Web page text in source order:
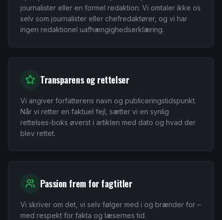
journalister eller en formel redaktion. Vi omtaler ikke os
selv som journalister eller chefredaktører, og vi har
ingen redaktionel uafhængighedserklæring.
Transparens og rettelser
Vi angiver forfatterens navn og publiceringstidspunkt.
Når vi retter en faktuel fejl, sætter vi en synlig
rettelses-boks øverst i artiklen med dato og hvad der
blev rettet.
Passion frem for fagtitler
Vi skriver om det, vi selv følger med i og brænder for –
med respekt for fakta og læsernes tid.